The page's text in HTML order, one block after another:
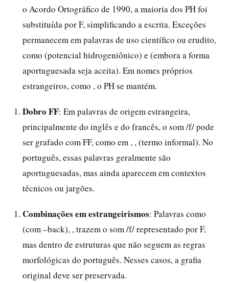
o Acordo Ortográfico de 1990, a maioria dos PH foi
substituída por F, simplificando a escrita. Exceções
permanecem em palavras de uso científico ou erudito,
como (potencial hidrogeniônico) e (embora a forma
aportuguesada seja aceita). Em nomes próprios
estrangeiros, como , o PH se mantém.
Dobro FF: Em palavras de origem estrangeira,
principalmente do inglês e do francês, o som /f/ pode
ser grafado com FF, como em , , (termo informal). No
português, essas palavras geralmente são
aportuguesadas, mas ainda aparecem em contextos
técnicos ou jargões.
Combinações em estrangeirismos: Palavras como
(com –back), , trazem o som /f/ representado por F,
mas dentro de estruturas que não seguem as regras
morfológicas do português. Nesses casos, a grafia
original deve ser preservada.